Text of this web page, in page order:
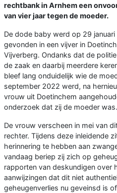
rechtbank in Arnhem een
van vier jaar tegen de moeder.
De dode baby werd op 29
gevonden in een vijver in
Vijverberg. Ondanks dat de
de zaak en daarbij meerdere
bleef lang onduidelijk wie de
september 2022 werd, na
vrouw uit Doetinchem
onderzoek dat zij de moeder was.
De vrouw verscheen in mei van
rechter. Tijdens deze inleidende
herinnering te hebben aan
vandaag beriep zij zich op
rapporten van deskundigen over
aanwijzingen dat dit niet
geheugenverlies nu geveinsd is